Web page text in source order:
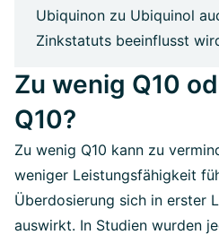
Ubiquinon zu Ubiquinol
Zinkstatuts beeinflusst
Zu wenig Q10
Q10?
Zu wenig Q10 kann zu
weniger Leistungsfähigkeit
Überdosierung sich in erster
auswirkt. In Studien wurden